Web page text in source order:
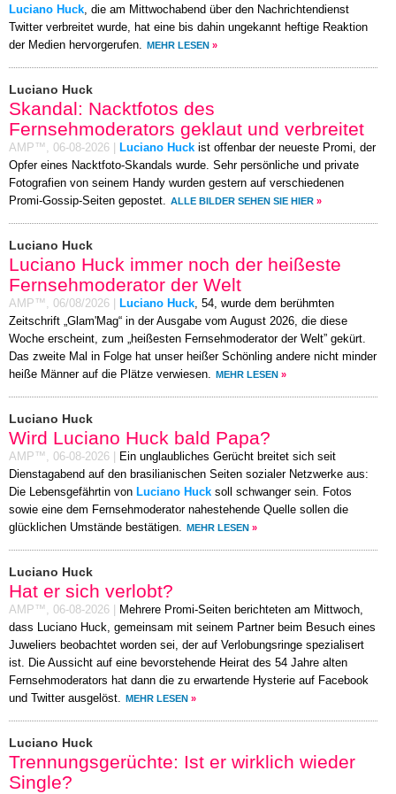
Luciano Huck, die am Mittwochabend über den Nachrichtendienst
Twitter verbreitet wurde, hat eine bis dahin ungekannt heftige Reaktion
der Medien hervorgerufen. MEHR LESEN »
Luciano Huck
Skandal: Nacktfotos des
Fernsehmoderators geklaut und verbreitet
AMP™, 06-08-2026 Luciano Huck ist offenbar der neueste Promi, der
Opfer eines Nacktfoto-Skandals wurde. Sehr persönliche und private
Fotografien von seinem Handy wurden gestern auf verschiedenen
Promi-Gossip-Seiten gepostet. ALLE BILDER SEHEN SIE HIER »
Luciano Huck
Luciano Huck immer noch der heißeste
Fernsehmoderator der Welt
AMP™, 06/08/2026 Luciano Huck, 54, wurde dem berühmten
Zeitschrift „Glam'Mag“ in der Ausgabe vom August 2026, die diese
Woche erscheint, zum „heißesten Fernsehmoderator der Welt” gekürt.
Das zweite Mal in Folge hat unser heißer Schönling andere nicht minder
heiße Männer auf die Plätze verwiesen. MEHR LESEN »
Luciano Huck
Wird Luciano Huck bald Papa?
AMP™, 06-08-2026
Ein unglaubliches Gerücht breitet sich seit
Dienstagabend auf den brasilianischen Seiten sozialer Netzwerke aus:
Die Lebensgefährtin von Luciano Huck soll schwanger sein. Fotos
sowie eine dem Fernsehmoderator nahestehende Quelle sollen die
glücklichen Umstände bestätigen. MEHR LESEN »
Luciano Huck
Hat er sich verlobt?
AMP™, 06-08-2026
Mehrere Promi-Seiten berichteten am Mittwoch,
dass Luciano Huck, gemeinsam mit seinem Partner beim Besuch eines
Juweliers beobachtet worden sei, der auf Verlobungsringe spezialisert
ist. Die Aussicht auf eine bevorstehende Heirat des 54 Jahre alten
Fernsehmoderators hat dann die zu erwartende Hysterie auf Facebook
und Twitter ausgelöst. MEHR LESEN »
Luciano Huck
Trennungsgerüchte: Ist er wirklich wieder
Single?